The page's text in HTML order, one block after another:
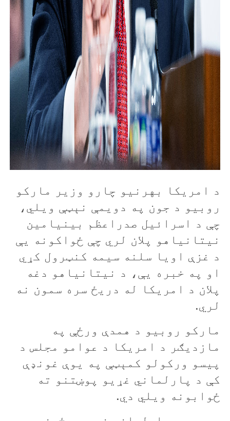
د امريکا بهرنیو چارو وزير مارکو
روبيو د جون په دويمې نېټې ويلي،
چې د اسرائيل صدراعظم بينيامين
نيتانياهو پلان لري چې ځواکونه يې
د غزې اويا سلنه سيمه کنټرول کړي
او په خبره یې، د نيتانياهو دغه
پلان د امريکا له دريځ سره سمون نه
لري.
مارکو روبيو د همدې ورځې په
مازديګر د امریکا د عوامو مجلس د
پيسو ورکولو کمېټې په يوې غونډې
کې د پارلماني غړيو پوښتنو ته
ځوابونه ويلي دي.